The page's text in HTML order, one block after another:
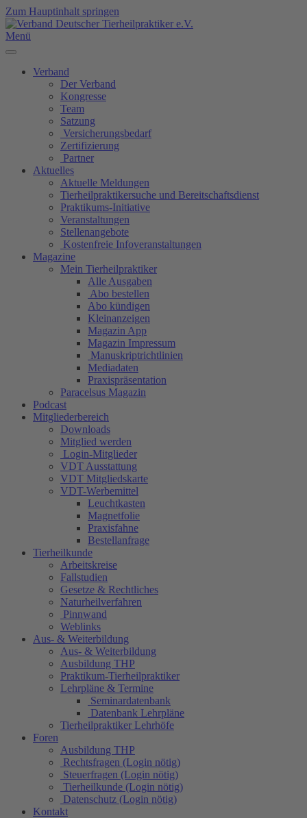
Zum Hauptinhalt springen
Menü
Verband
Der Verband
Kongresse
Team
Satzung
Versicherungsbedarf
Zertifizierung
Partner
Aktuelles
Aktuelle Meldungen
Tierheilpraktikersuche und Bereitschaftsdienst
Praktikums-Initiative
Veranstaltungen
Stellenangebote
Kostenfreie Infoveranstaltungen
Magazine
Mein Tierheilpraktiker
Alle Ausgaben
Abo bestellen
Abo kündigen
Kleinanzeigen
Magazin App
Magazin Impressum
Manuskriptrichtlinien
Mediadaten
Praxispräsentation
Paracelsus Magazin
Podcast
Mitgliederbereich
Downloads
Mitglied werden
Login-Mitglieder
VDT Ausstattung
VDT Mitgliedskarte
VDT-Werbemittel
Leuchtkasten
Magnetfolie
Praxisfahne
Bestellanfrage
Tierheilkunde
Arbeitskreise
Fallstudien
Gesetze & Rechtliches
Naturheilverfahren
Pinnwand
Weblinks
Aus- & Weiterbildung
Aus- & Weiterbildung
Ausbildung THP
Praktikum-Tierheilpraktiker
Lehrpläne & Termine
Seminardatenbank
Datenbank Lehrpläne
Tierheilpraktiker Lehrhöfe
Foren
Ausbildung THP
Rechtsfragen (Login nötig)
Steuerfragen (Login nötig)
Tierheilkunde (Login nötig)
Datenschutz (Login nötig)
Kontakt